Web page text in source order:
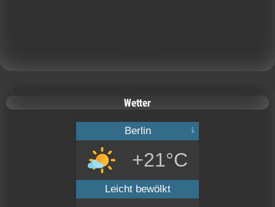
Wetter
Berlin
+21°C
Leicht bewölkt